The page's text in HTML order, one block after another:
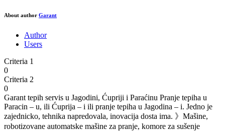
About author Garant
Author
Users
Criteria 1
0
Criteria 2
0
Garant tepih servis u Jagodini, Ćupriji i Paraćinu Pranje tepiha u
Paracin – u, ili Ćuprija – i ili pranje tepiha u Jagodina – i. Jedno je
zajednicko, tehnika napredovala, inovacija dosta ima. 》Mašine,
robotizovane automatske mašine za pranje, komore za sušenje